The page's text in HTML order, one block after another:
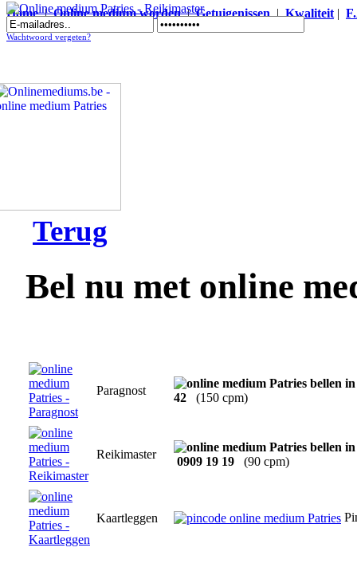
Home|Online medium worden|Getuigenissen|Kwaliteit |
Online medium Patries - Reikimaster
Wachtwoord vergeten?
Terug
Bel nu met online
Paragnost
42 (150 cpm)
Reikimaster
0909 19 19 (90 cpm)
Kaartleggen